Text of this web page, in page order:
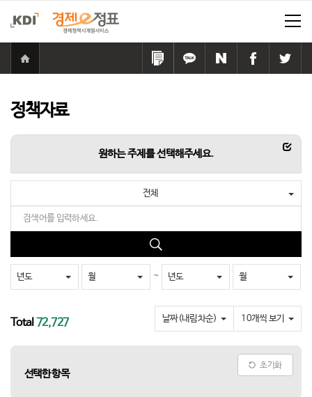
로
동
링
크
카
카
기
네
이
페
이
트
위
기
정책자료
원하는 주제를 선택해주세요.
항목
Total72,727
전체
입
력
하
요
검
색
년도
월 ~ 년도 월
날짜(내림차순) 10개씩 보기
선택한 항목
초기화